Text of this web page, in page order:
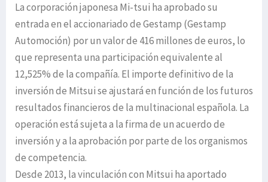
La corporación japonesa Mi-tsui ha aprobado su
entrada en el accionariado de Gestamp (Gestamp
Automoción) por un valor de 416 millones de euros, lo
que representa una participación equivalente al
12,525% de la compañía. El importe definitivo de la
inversión de Mitsui se ajustará en función de los futuros
resultados financieros de la multinacional española. La
operación está sujeta a la firma de un acuerdo de
inversión y a la aprobación por parte de los organismos
de competencia.
Desde 2013, la vinculación con Mitsui ha aportado